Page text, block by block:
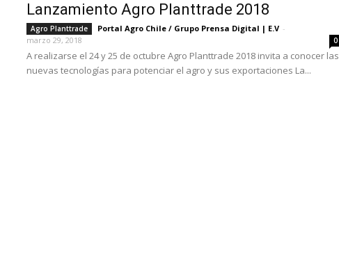
Lanzamiento Agro Planttrade 2018
Agro Planttrade Portal Agro Chile / Grupo Prensa Digital | E.V -
marzo 29, 2018
0
A realizarse el 24 y 25 de octubre Agro Planttrade 2018 invita a conocer las
nuevas tecnologías para potenciar el agro y sus exportaciones La...